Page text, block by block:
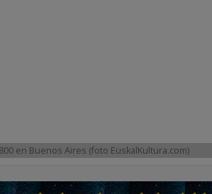
en Buenos Aires (foto EuskalKultura.com)